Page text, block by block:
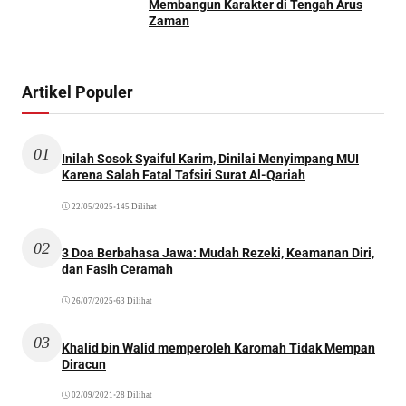
Membangun Karakter di Tengah Arus
Zaman
Artikel Populer
01
Inilah Sosok Syaiful Karim, Dinilai Menyimpang MUI
Karena Salah Fatal Tafsiri Surat Al-Qariah
22/05/2025 •145 Dilihat
02
3 Doa Berbahasa Jawa: Mudah Rezeki, Keamanan Diri,
dan Fasih Ceramah
26/07/2025 •63 Dilihat
03
Khalid bin Walid memperoleh Karomah Tidak Mempan
Diracun
02/09/2021 •28 Dilihat